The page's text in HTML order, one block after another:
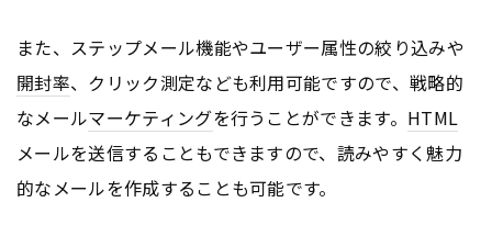
また、ステップメール機能やユーザー属性の絞り込みや
開封率、クリック測定なども利用可能ですので、戦略的
なメールマーケティングを行うことができます。 HTML
メールを送信することもできますので、読みやすく魅力
的なメールを作成することも可能です。